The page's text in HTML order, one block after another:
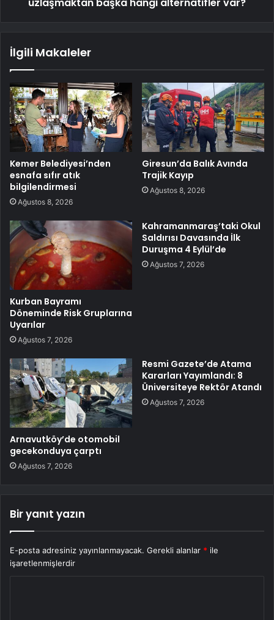
uzlaşmaktan başka hangi alternatifler var?
İlgili Makaleler
Kemer Belediyesi’nden
esnafa sıfır atık
bilgilendirmesi
Ağustos 8, 2026
Giresun’da Balık Avında
Trajik Kayıp
Ağustos 8, 2026
Kurban Bayramı
Döneminde Risk Gruplarına
Uyarılar
Ağustos 7, 2026
Kahramanmaraş’taki Okul
Saldırısı Davasında İlk
Duruşma 4 Eylül’de
Ağustos 7, 2026
Arnavutköy’de otomobil
gecekonduya çarptı
Ağustos 7, 2026
Resmi Gazete’de Atama
Kararları Yayımlandı: 8
Üniversiteye Rektör Atandı
Ağustos 7, 2026
Bir yanıt yazın
E-posta adresiniz yayınlanmayacak. Gerekli alanlar * ile
işaretlenmişlerdir